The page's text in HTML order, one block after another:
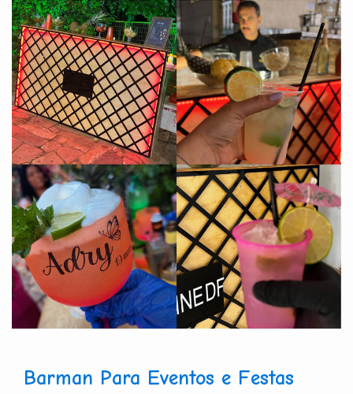
Barman Para Eventos e Festas